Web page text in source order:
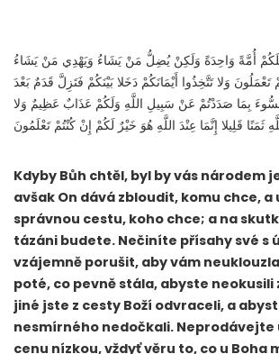
أُمَّةً وَاحِدَةً وَلَكِنْ يُضِلُّ مَنْ يَشَاءُ وَيَهْدِي مَنْ يَشَاءُ
تَعْمَلُونَ وَلا تَتَّخِذُوا أَيْمَانَكُمْ دَخَلا بَيْنَكُمْ فَتَزِلَّ قَدَمٌ بَعْدَ
السُّوءَ بِمَا صَدَدْتُمْ عَنْ سَبِيلِ اللَّهِ وَلَكُمْ عَذَابٌ عَظِيمٌ وَلا
ثَمَنًا قَلِيلا إِنَّمَا عِنْدَ اللَّهِ هُوَ خَيْرٌ لَكُمْ إِنْ كُنْتُمْ تَعْلَمُونَ
Kdyby Bůh chtěl, byl by vás národem
avšak On dává zbloudit, komu chce, a
správnou cestu, koho chce; a na
tázáni budete. Nečiníte přísahy své s
vzájemně porušit, aby vám
poté, co pevně stála, abyste neokusili
jiné jste z cesty Boží odvraceli, a
nesmírného nedočkali. Neprodávejte
cenu nízkou, vždyť věru to, co u Boha